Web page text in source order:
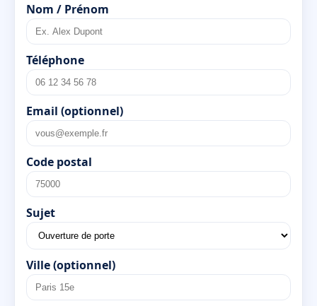
Nom / Prénom
Téléphone
Email (optionnel)
Code postal
Sujet
Ville (optionnel)